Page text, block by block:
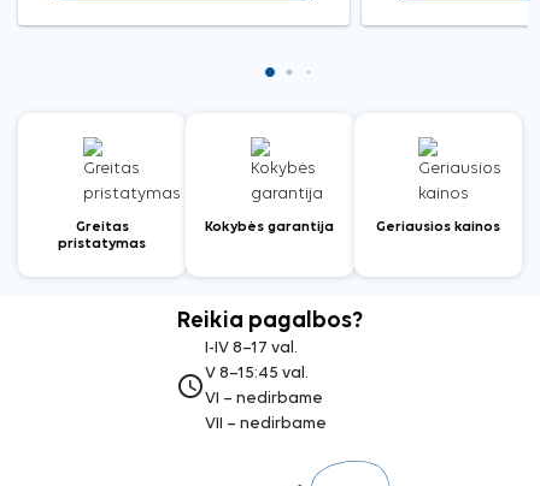
Greitas
pristatymas
Kokybės garantija Geriausios kainos
Reikia pagalbos?
access_time
I-IV 8–17 val.
V 8–15:45 val.
VI – nedirbame
VII – nedirbame